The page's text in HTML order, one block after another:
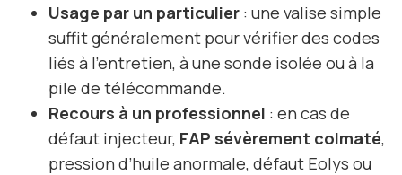
Usage par un particulier : une valise simple
suffit généralement pour vérifier des codes
liés à l’entretien, à une sonde isolée ou à la
pile de télécommande.
Recours à un professionnel : en cas de
défaut injecteur, FAP sévèrement colmaté,
pression d’huile anormale, défaut Eolys ou